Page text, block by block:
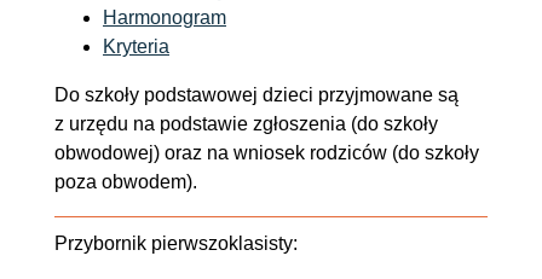
Harmonogram
Kryteria
Do szkoły podstawowej dzieci przyjmowane są
z urzędu na podstawie zgłoszenia (do szkoły
obwodowej) oraz na wniosek rodziców (do szkoły
poza obwodem).
Przybornik pierwszoklasisty: